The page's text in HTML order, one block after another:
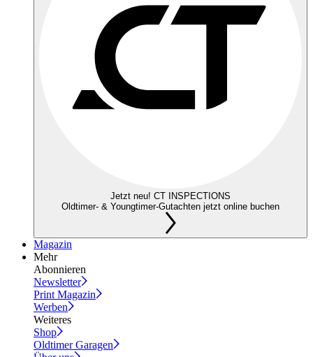
Jetzt neu! CT INSPECTIONS
Oldtimer- & Youngtimer-Gutachten jetzt online buchen
Magazin
Mehr
Abonnieren
Newsletter
Print Magazin
Werben
Weiteres
Shop
Oldtimer Garagen